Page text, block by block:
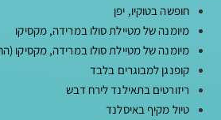
חופשה בטוקיו, יפן
מיומנה של מטיילת סולו במרידה, מקסיקו
מיומנה של מטיילת סולו במרידה, מקסיקו
קופנגן למבוגרים בלבד
ריזורטים בתאילנד לירח דבש
טיול מקיף באיסלנד